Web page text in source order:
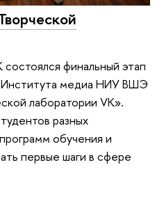
финальный этап
медиа НИУ ВШЭ
лаборатории VK».
разных
обучения и
первые шаги в сфере